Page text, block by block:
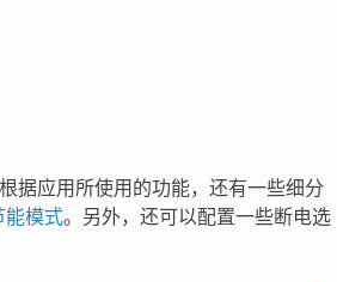
据应用所使用的功能，还有一些细分
能模式。另外，还可以配置一些断电选